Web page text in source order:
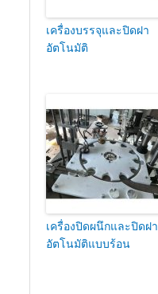
เครื่องบรรจุและปิดฝา
อัตโนมัติ
เครื่องปิดผนึกและปิดฝา
อัตโนมัติแบบร้อน